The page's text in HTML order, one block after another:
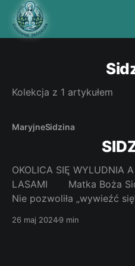
Kolekcja z 1 artykułem
MaryjneSidzina
OKOLICA SIĘ WYLUDNIA
LASAMI Matka Boża Sidzińska przybyła z daleka.
Nie pozwoliła „wywieźć
opiekuje się miejscowymi
26 maj 20249 min